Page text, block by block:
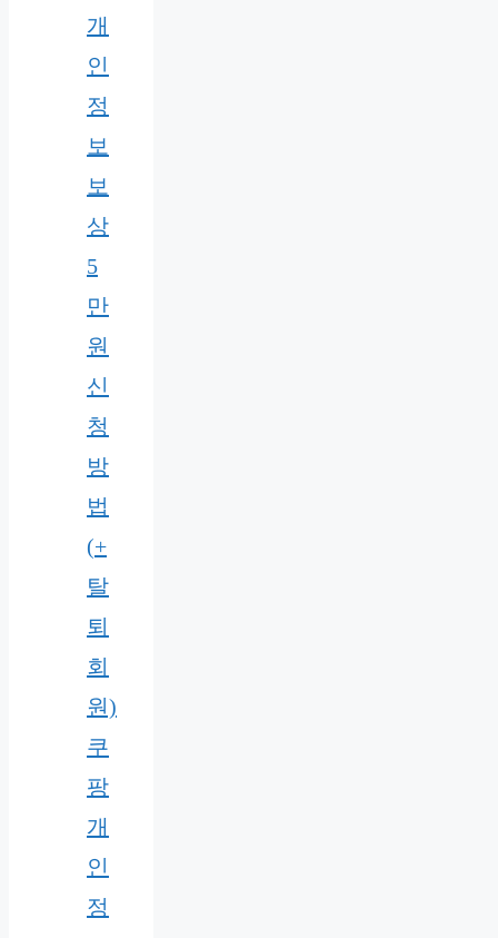
개
인
정
보
보
상
5
만
원
신
청
방
법
(+
탈
퇴
회
원)
쿠
팡
개
인
정